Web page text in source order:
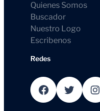
Quienes Somos
Buscador
Nuestro Logo
Escribenos
Redes
Facebook Twitter Instagram